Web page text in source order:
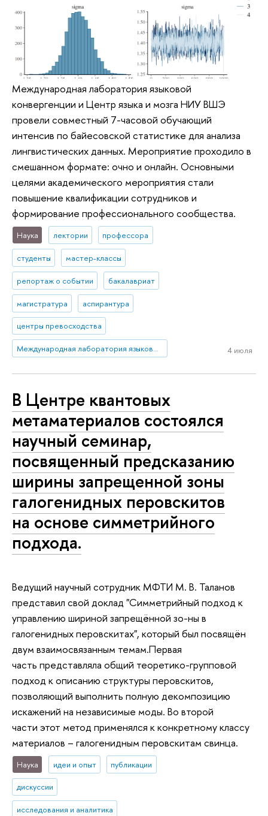
Международная лаборатория языковой
конвергенции и Центр языка и мозга НИУ ВШЭ
провели совместный 7-часовой обучающий
интенсив по байесовской статистике для анализа
лингвистических данных. Мероприятие проходило в
смешанном формате: очно и онлайн. Основными
целями академического мероприятия стали
повышение квалификации сотрудников и
формирование профессионального сообщества.
Наука лектории профессора
студенты мастер-классы
репортаж о событии бакалавриат
магистратура аспирантура
центры превосходства
Международная лаборатория языковой конвергенции 4 июля
В Центре квантовых
метаматериалов состоялся
научный семинар,
посвященный предсказанию
ширины запрещенной зоны
галогенидных перовскитов
на основе симметрийного
подхода.
Ведущий научный сотрудник МФТИ М. В. Таланов
представил свой доклад "Симметрийный подход к
управлению шириной запрещённой зо-ны в
галогенидных перовскитах", который был посвящён
двум взаимосвязанным темам.Первая
часть представляла общий теоретико-групповой
подход к описанию структуры перовскитов,
позволяющий выполнить полную декомпозицию
искажений на независимые моды. Во второй
части этот метод применялся к конкретному классу
материалов – галогенидным перовскитам свинца.
Наука идеи и опыт публикации
дискуссии
исследования и аналитика